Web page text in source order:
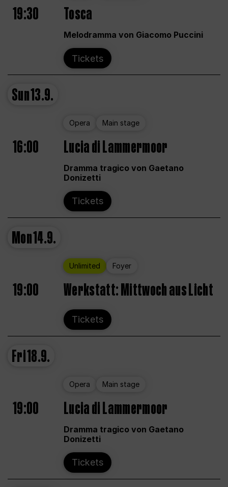
19:30 Tosca
Melodramma von Giacomo Puccini
Tickets
Sun13.9.
Opera Main stage
16:00 Lucia di Lammermoor
Dramma tragico von Gaetano
Donizetti
Tickets
Mon14.9.
Unlimited Foyer
19:00 Werkstatt: Mittwoch aus Licht
Tickets
Fri18.9.
Opera Main stage
19:00 Lucia di Lammermoor
Dramma tragico von Gaetano
Donizetti
Tickets